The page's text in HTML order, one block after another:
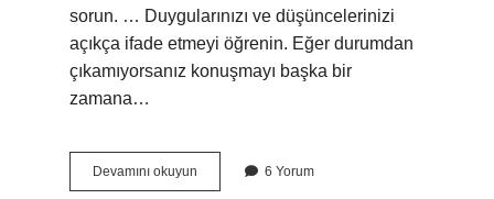
sorun. … Duygularınızı ve düşüncelerinizi
açıkça ifade etmeyi öğrenin. Eğer durumdan
çıkamıyorsanız konuşmayı başka bir
zamana…
Devamını okuyun
Insan
6 Yorum